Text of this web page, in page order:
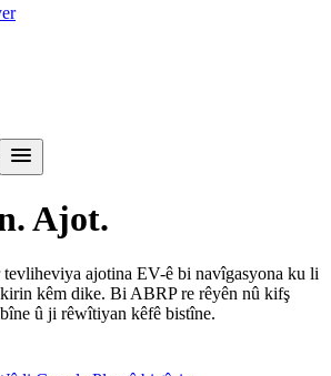

Ajot.
ajotina EV-ê bi navîgasyona ku li
kêm dike. Bi ABRP re rêyên nû kifş
û ji rêwîtiyan kêfê bistîne.